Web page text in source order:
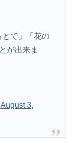
とで」「花の
が出来ま
August 3,